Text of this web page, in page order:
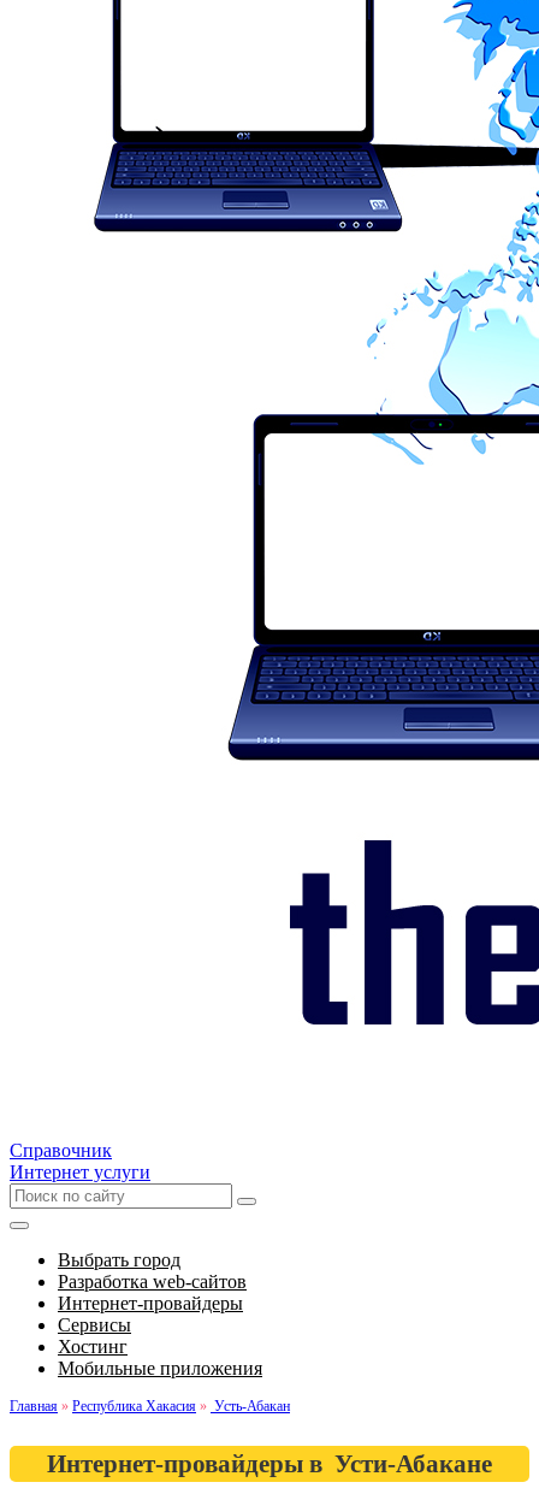
Справочник
Интернет услуги
Выбрать город
Разработка web-сайтов
Интернет-провайдеры
Сервисы
Хостинг
Мобильные приложения
Главная » Республика Хакасия » Усть-Абакан
Интернет-провайдеры в Усти-Абакане